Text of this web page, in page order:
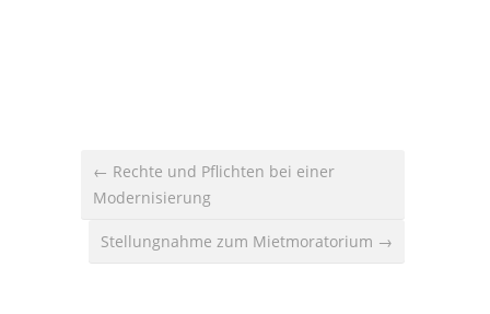
← Rechte und Pflichten bei einer
Modernisierung
Stellungnahme zum Mietmoratorium →